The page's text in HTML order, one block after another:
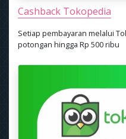
Cashback Tokopedia
Setiap pembayaran melalui
potongan hingga Rp 500 ribu